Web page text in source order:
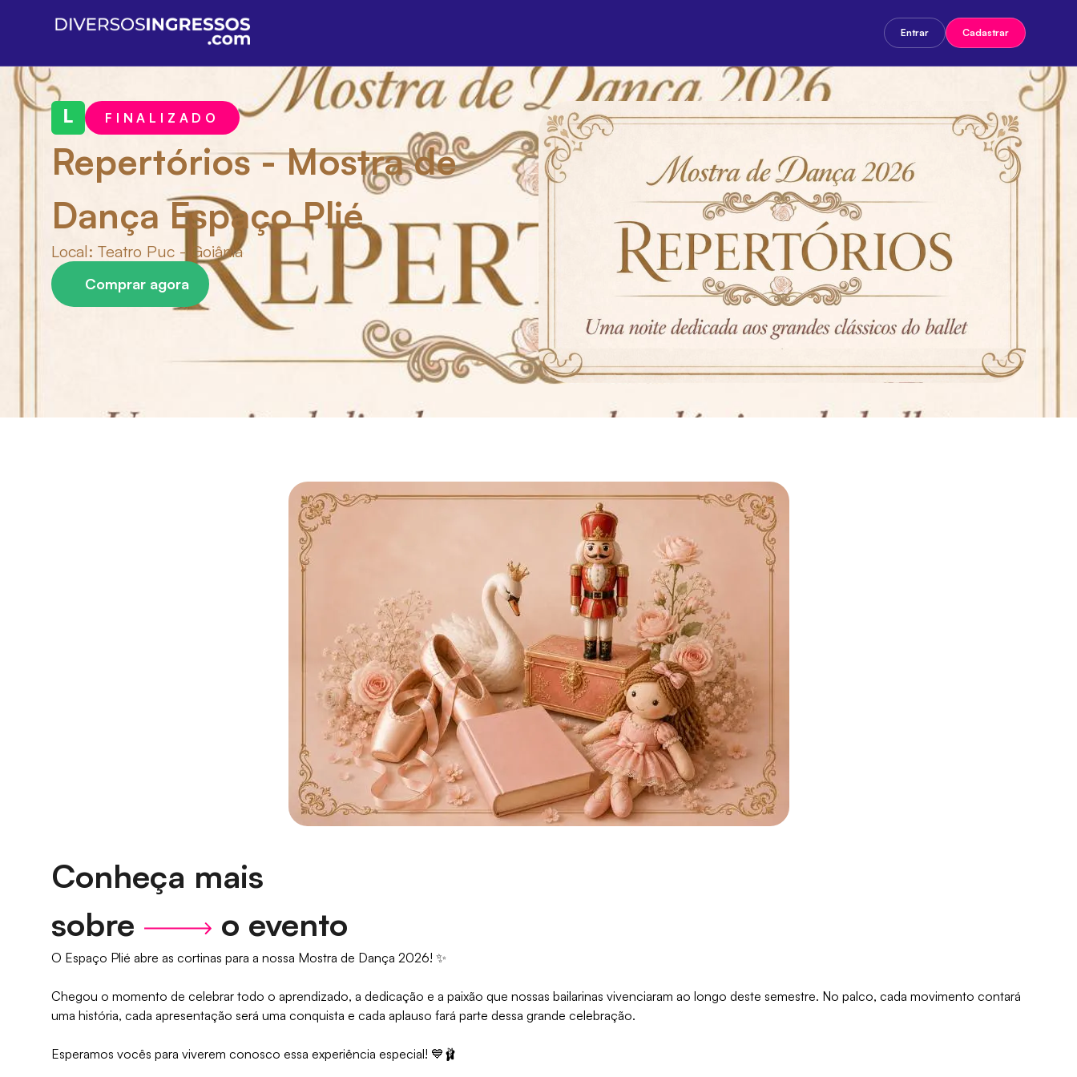
Entrar Cadastrar
L FINALIZADO
Repertórios - Mostra de
Dança Espaço Plié
Local: Teatro Puc - Goiânia
Comprar agora
Conheça mais
sobre
o evento
O Espaço Plié abre as cortinas para a nossa Mostra de Dança 2026! ✨
Chegou o momento de celebrar todo o aprendizado, a dedicação e a paixão que nossas bailarinas vivenciaram ao longo deste semestre. No palco, cada movimento contará
uma história, cada apresentação será uma conquista e cada aplauso fará parte dessa grande celebração.
Esperamos vocês para viverem conosco essa experiência especial! 💙🩰